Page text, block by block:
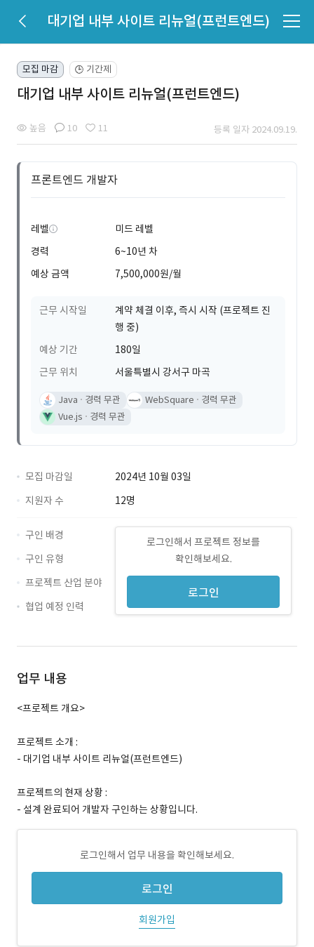
대기업 내부 사이트 리뉴얼(프런트엔드)
모집 마감 🕒 기간제
대기업 내부 사이트 리뉴얼(프런트엔드)
높음 10 11 등록 일자 2024.09.19.
프론트엔드 개발자
레벨
미드 레벨
경력
6~10년 차
예상 금액
7,500,000원/월
근무 시작일
계약 체결 이후, 즉시 시작 (프로젝트 진
행 중)
예상 기간
180일
근무 위치
서울특별시 강서구 마곡
Java 경력 무관 WebSquare
경력 무관
Vue.js
경력 무관
모집 마감일
2024년 10월 03일
지원자 수
12명
로그인해서 프로젝트 정보를
확인해보세요.
로그인
구인 배경
구인 유형
프로젝트 산업 분야
협업 예정 인력
업무 내용
<프로젝트 개요>
프로젝트 소개 :
- 대기업 내부 사이트 리뉴얼(프런트엔드)
프로젝트의 현재 상황 :
- 설계 완료되어 개발자 구인하는 상황입니다.
로그인해서 업무 내용을 확인해보세요.
로그인
회원가입